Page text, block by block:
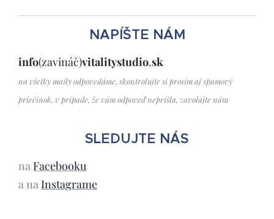
NAPÍŠTE NÁM
info(zavináč)vitalitystudio.sk
na všetky maily odpovedáme, skontrolujte si prosímaj spamový
priečinok, v prípade, že vám odpoveď neprišla, zavolajte nám
SLEDUJTE NÁS
na Facebooku
a na Instagrame